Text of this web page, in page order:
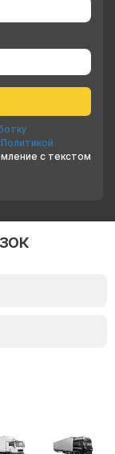
Политикой
с текстом